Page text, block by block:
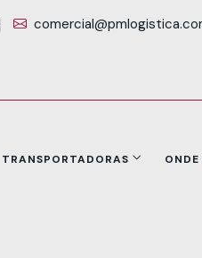
TRANSPORTADORAS